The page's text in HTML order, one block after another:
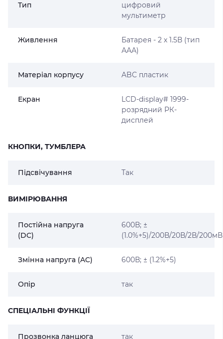
Тип
цифровий
мультиметр
Живлення
Батарея - 2 х 1.5В (тип
ААА)
Матеріал корпусу ABC пластик
Екран
LCD-display# 1999-
розрядний РК-
дисплей
КНОПКИ, ТУМБЛЕРА
Підсвічування Так
ВИМІРЮВАННЯ
Постійна напруга
(DC)
600В; ±
(1.0%+5)/200В/20В/2В/200мВ
Змінна напруга (AC) 600В; ± (1.2%+5)
Опір так
СПЕЦІАЛЬНІ ФУНКЦІЇ
Прозвонка ланцюга
так